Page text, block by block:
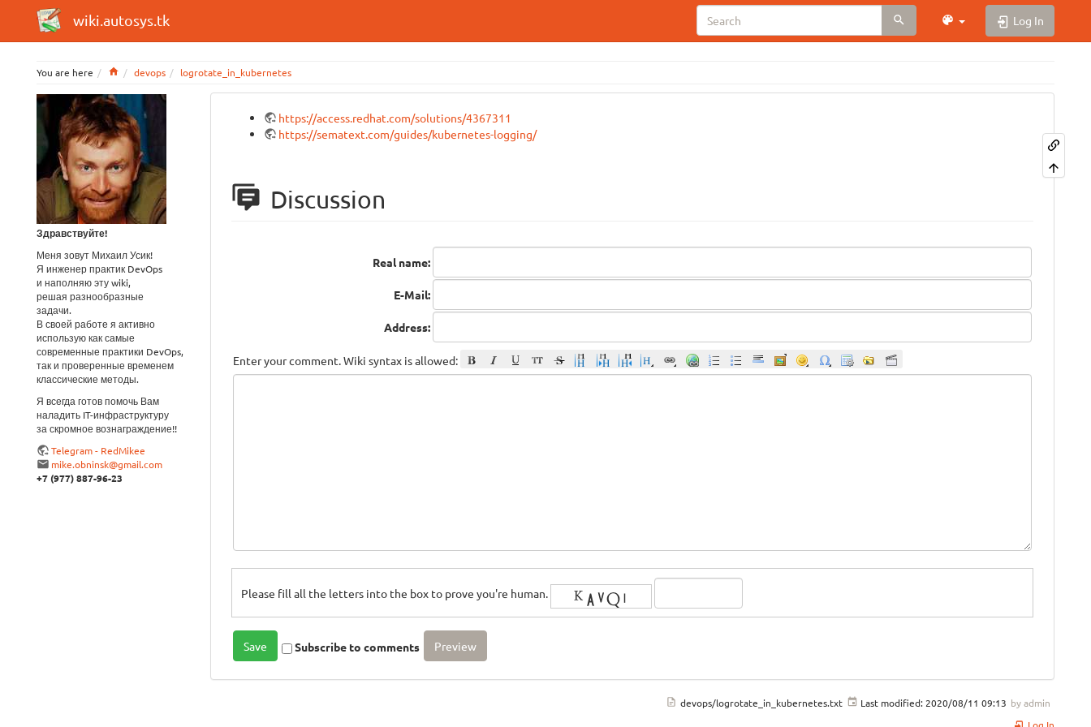
wiki.autosys.tk Log In
You are here Homedevops logrotate_in_kubernetes
Здравствуйте!
Меня зовут Михаил Усик!
Я инженер практик DevOps
и наполняю эту wiki,
решая разнообразные
задачи.
В своей работе я активно
использую как самые
современные практики DevOps,
так и проверенные временем
классические методы.
Я всегда готов помочь Вам
наладить IT-инфраструктуру
за скромное вознаграждение!!
Telegram - RedMikee
mike.obninsk@gmail.com
+7 (977) 887-96-23
https://access.redhat.com/solutions/4367311
https://sematext.com/guides/kubernetes-logging/
Discussion
Real name:
E-Mail:
Address:
Enter your comment. Wiki syntax is allowed:
Please fill all the letters into the box to prove you're human.
Subscribe to comments
devops/logrotate_in_kubernetes.txt Last modified: 2020/08/11 09:13 byadmin